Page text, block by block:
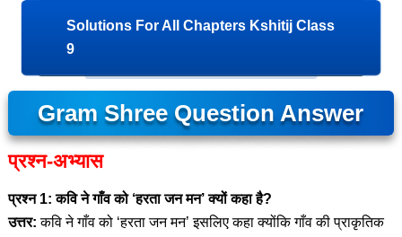
Solutions For All Chapters Kshitij Class
9
Gram Shree Question Answer
प्रश्न-अभ्यास
प्रश्न 1: कवि ने गाँव को ‘हरता जन मन’ क्यों कहा है?
उत्तर: कवि ने गाँव को ‘हरता जन मन’ इसलिए कहा क्योंकि गाँव की प्राकृतिक